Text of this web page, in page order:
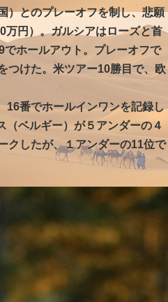
）とのプレーオフを制し、悲願
万円）。ガルシアはローズと首
ホールアウト。プレーオフで
つけた。米ツアー10勝目で、欧
16番でホールインワンを記録し
（ベルギー）が５アンダーの４
クしたが、１アンダーの11位で